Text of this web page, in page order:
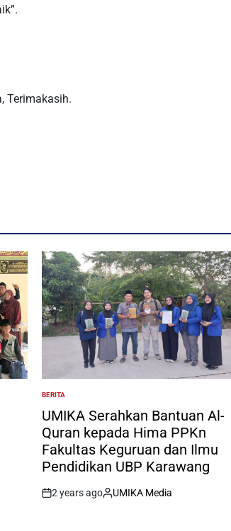
Terimakasih.
POSTED
IN
BERITA
UMIKA Serahkan Bantuan Al-
Quran kepada Hima PPKn
Fakultas Keguruan dan Ilmu
Pendidikan UBP Karawang
on
2 years ago
Posted
UMIKA Media